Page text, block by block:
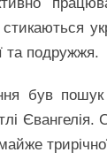
та подружжя.
був